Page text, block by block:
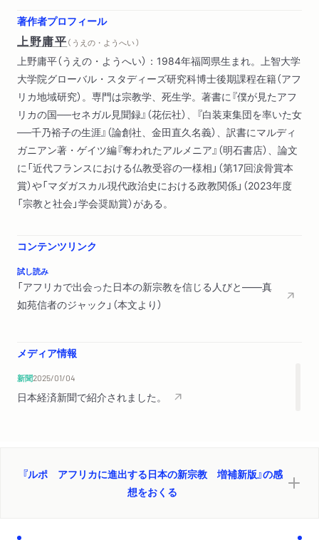
第２章 幸福の科学
東大卒、元商社マンの教祖／ウガンダと幸福の科学／宗教が大
好きな国、ウガンダ／幸
福を求めてウガンダへ／ウガンダ仏教センター／バハイ教の礼
拝堂／大川隆法のウガン
ダ大講演会／東アフリカ最高学府にて／ウガンダ在住の日本人
天理教信徒／幸福の科学
ウガンダ精舎／インド人に「仏陀再誕」を質問／宗教の目指すも
のはみな同じ。そして
それは自分次第……
唐突な真如苑信者との出会い／積極的な「オタスケ」活動／ジャ
苑ボボジュラソ支部／アフリカ人初の真如苑信者
第４章 崇教真光
介される崇教真光／真
サイ（月次祭）に参
加／コートジボワールの内戦と崇教真光／「アビジャン・ダイド
合同結婚式でアフリカに嫁いだ日本人女性／日本人宣教師がブ
著作者プロフィール
上野庸平（ うえの・ようへい ）
上野庸平（うえの・ようへい）：1984年福岡県生まれ。上智大学
大学院グローバル・スタディーズ研究科博士後期課程在籍（アフ
リカ地域研究）。専門は宗教学、死生学。著書に『僕が見たアフ
リカの国──セネガル見聞録』（花伝社）、『白装束集団を率いた女
──千乃裕子の生涯』（論創社、金田直久名義）、訳書にマルディ
ガニアン著・ゲイツ編『奪われたアルメニア』（明石書店）、論文
に「近代フランスにおける仏教受容の一様相」（第17回涙骨賞本
賞）や「マダガスカル現代政治史における政教関係」（2023年度
「宗教と社会」学会奨励賞）がある。
コンテンツリンク
試し読み
「アフリカで出会った日本の新宗教を信じる人びと――真
如苑信者のジャック」（本文より）
メディア情報
新聞2025/01/04
日本経済新聞で紹介されました。
『ルポ アフリカに進出する日本の新宗教 増補新版』の感
想をおくる